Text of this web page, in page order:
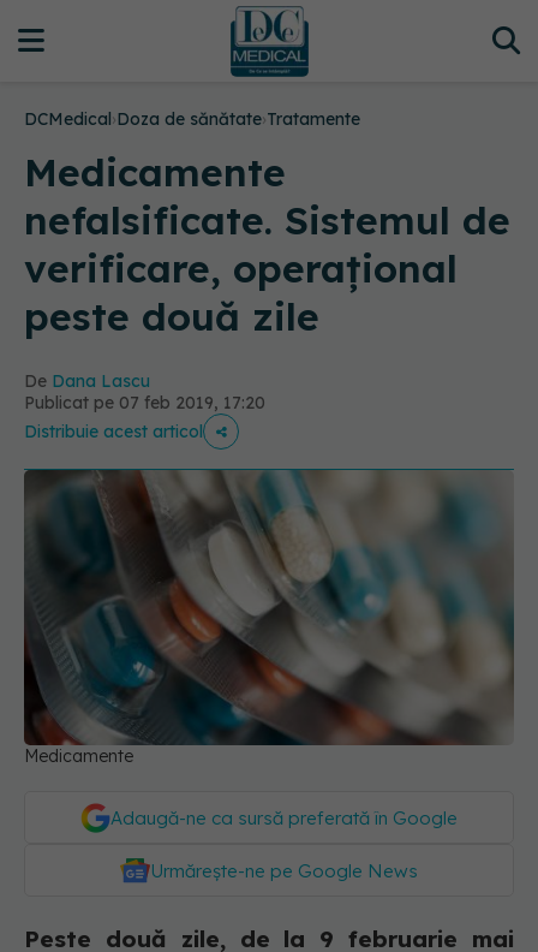
DCMedical›Doza de sănătate›Tratamente
Medicamente
nefalsificate. Sistemul de
verificare, operațional
peste două zile
De Dana Lascu
Publicat pe 07 feb 2019, 17:20
Distribuie acest articol
Medicamente
Adaugă-ne ca sursă preferată în Google
Urmărește-ne pe Google News
Peste două zile, de la 9 februarie mai